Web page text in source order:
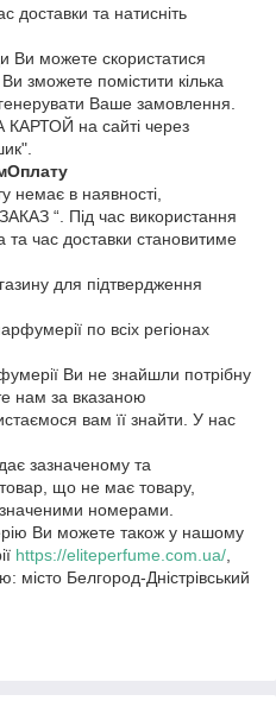
доставки та натисніть
Ви можете скористатися
зможете помістити кілька
Ваше замовлення.
на сайті через
немає в наявності,
“. Під час використання
та час доставки становитиме
для підтвердження
по всіх регіонах
Ви не знайшли потрібну
нам за вказаною
вам її знайти. У нас
зазначеному та
що не має товару,
номерами.
Ви можете також у нашому
https://eliteperfume.com.ua/
Белгород-Дністрівський